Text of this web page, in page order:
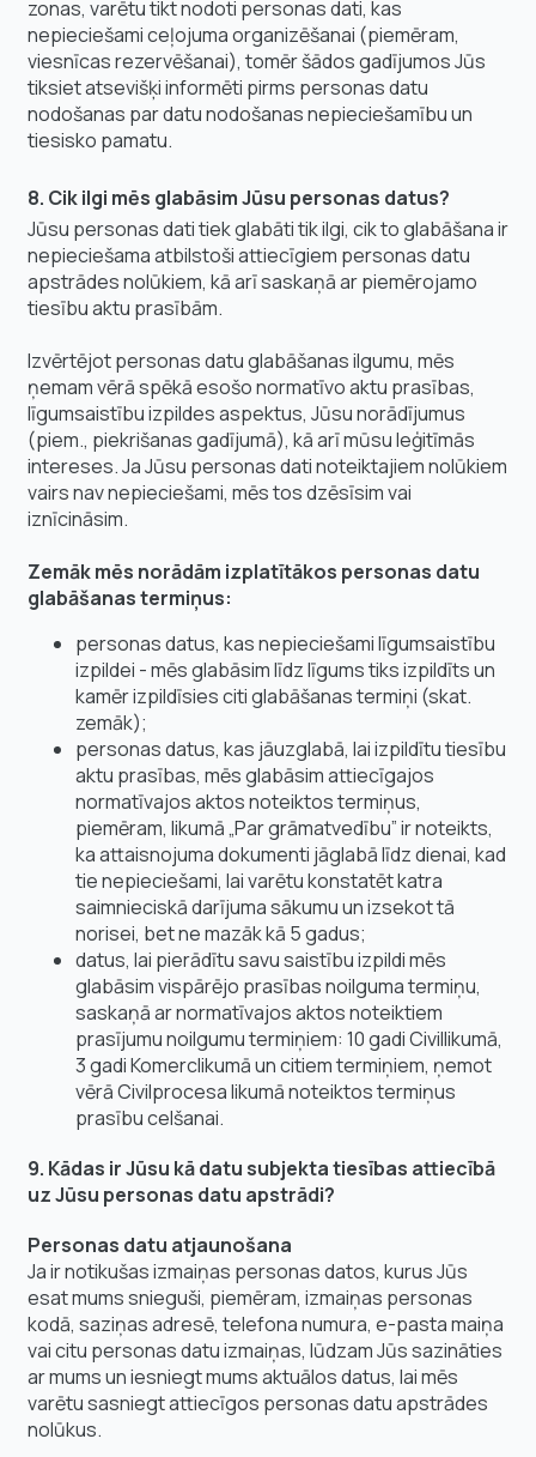
zonas, varētu tikt nodoti personas dati, kas
nepieciešami ceļojuma organizēšanai (piemēram,
viesnīcas rezervēšanai), tomēr šādos gadījumos Jūs
tiksiet atsevišķi informēti pirms personas datu
nodošanas par datu nodošanas nepieciešamību un
tiesisko pamatu.
8. Cik ilgi mēs glabāsim Jūsu personas datus?
Jūsu personas dati tiek glabāti tik ilgi, cik to glabāšana ir
nepieciešama atbilstoši attiecīgiem personas datu
apstrādes nolūkiem, kā arī saskaņā ar piemērojamo
tiesību aktu prasībām.
Izvērtējot personas datu glabāšanas ilgumu, mēs
ņemam vērā spēkā esošo normatīvo aktu prasības,
līgumsaistību izpildes aspektus, Jūsu norādījumus
(piem., piekrišanas gadījumā), kā arī mūsu leģitīmās
intereses. Ja Jūsu personas dati noteiktajiem nolūkiem
vairs nav nepieciešami, mēs tos dzēsīsim vai
iznīcināsim.
Zemāk mēs norādām izplatītākos personas datu
glabāšanas termiņus:
personas datus, kas nepieciešami līgumsaistību
izpildei - mēs glabāsim līdz līgums tiks izpildīts un
kamēr izpildīsies citi glabāšanas termiņi (skat.
zemāk);
personas datus, kas jāuzglabā, lai izpildītu tiesību
aktu prasības, mēs glabāsim attiecīgajos
normatīvajos aktos noteiktos termiņus,
piemēram, likumā „Par grāmatvedību” ir noteikts,
kaattaisnojuma dokumenti jāglabā līdz dienai, kad
tie nepieciešami, lai varētu konstatēt katra
saimnieciskā darījuma sākumu un izsekot tā
norisei, bet ne mazāk kā 5 gadus;
datus, lai pierādītu savu saistību izpildi mēs
glabāsim vispārējo prasības noilguma termiņu,
saskaņā ar normatīvajos aktos noteiktiem
prasījumu noilgumu termiņiem: 10 gadi Civillikumā,
3 gadi Komerclikumāun citiem termiņiem, ņemot
vērā Civilprocesa likumā noteiktos termiņus
prasību celšanai.
9. Kādas ir Jūsu kā datu subjekta tiesības attiecībā
uz Jūsu personas datu apstrādi?
Personas datu atjaunošana
Ja ir notikušas izmaiņas personas datos, kurus Jūs
esat mums snieguši, piemēram, izmaiņas personas
kodā, saziņas adresē, telefona numura, e-pasta maiņa
vai citu personas datu izmaiņas, lūdzam Jūs sazināties
ar mums un iesniegt mums aktuālos datus, lai mēs
varētu sasniegt attiecīgos personas datu apstrādes
nolūkus.